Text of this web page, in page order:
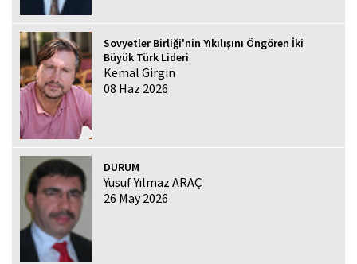
Sovyetler Birliği'nin Yıkılışını Öngören İki
Büyük Türk Lideri
Kemal Girgin
08 Haz 2026
DURUM
Yusuf Yılmaz ARAÇ
26 May 2026